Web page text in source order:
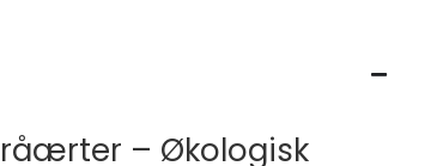
– Økologisk